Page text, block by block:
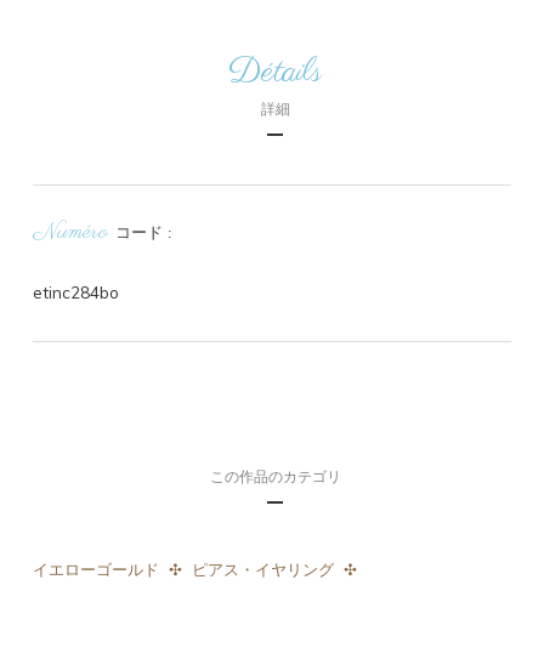
Détails
詳細
Numéro コード
etinc284bo
この作品のカテゴリ
イエローゴールド ピアス・イヤリング